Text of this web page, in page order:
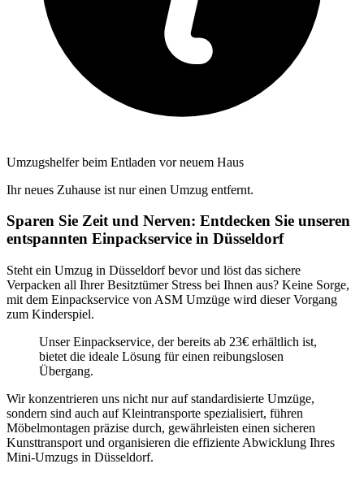
Umzugshelfer beim Entladen vor neuem Haus
Ihr neues Zuhause ist nur einen Umzug entfernt.
Sparen Sie Zeit und Nerven: Entdecken Sie unseren
entspannten Einpackservice in Düsseldorf
Steht ein Umzug in Düsseldorf bevor und löst das sichere
Verpacken all Ihrer Besitztümer Stress bei Ihnen aus? Keine Sorge,
mit dem Einpackservice von ASM Umzüge wird dieser Vorgang
zum Kinderspiel.
Unser Einpackservice, der bereits ab 23€ erhältlich ist,
bietet die ideale Lösung für einen reibungslosen
Übergang.
Wir konzentrieren uns nicht nur auf standardisierte Umzüge,
sondern sind auch auf Kleintransporte spezialisiert, führen
Möbelmontagen präzise durch, gewährleisten einen sicheren
Kunsttransport und organisieren die effiziente Abwicklung Ihres
Mini-Umzugs in Düsseldorf.